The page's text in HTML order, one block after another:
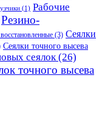
(1) Рабочие
Резино-
(3) Сеялки
Сеялки точного высева
сеялок(26)
точного высева